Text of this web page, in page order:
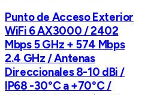
Punto de Acceso Exterior
WiFi 6 AX3000 / 2402
Mbps 5 GHz + 574 Mbps
2.4 GHz / Antenas
Direccionales 8-10 dBi /
IP68 -30°C a +70°C /